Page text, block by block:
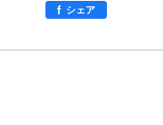
f シェア